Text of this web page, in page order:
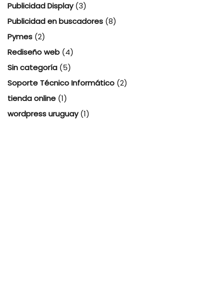
Publicidad Display(3)
Publicidad en buscadores (8)
Pymes (2)
Rediseño web (4)
Sin categoría (5)
Soporte Técnico Informático (2)
tienda online (1)
wordpress uruguay(1)